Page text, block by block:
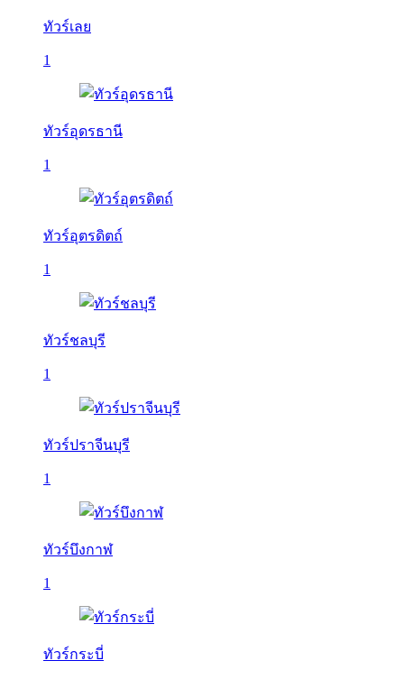
ทัวร์เลย
1
ทัวร์อุดรธานี
1
ทัวร์อุตรดิตถ์
1
ทัวร์ชลบุรี
1
ทัวร์ปราจีนบุรี
1
ทัวร์บึงกาฬ
1
ทัวร์กระบี่